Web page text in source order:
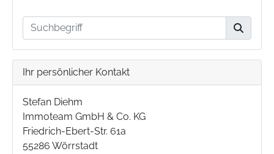
Ihr persönlicher Kontakt
Stefan Diehm
Immoteam GmbH & Co. KG
Friedrich-Ebert-Str. 61a
55286 Wörrstadt